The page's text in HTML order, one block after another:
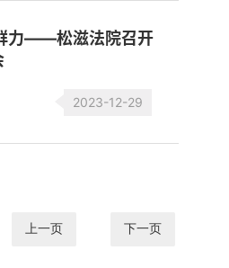
力——松滋法院召开
2023-12-29
上一页 下一页